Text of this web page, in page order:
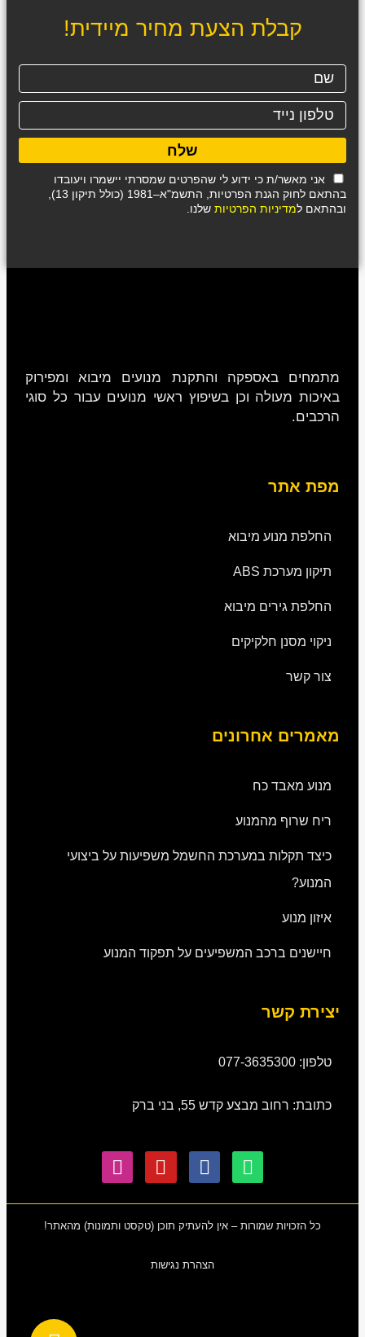
קבלת הצעת מחיר מיידית!
אני מאשר/ת כי ידוע לי שהפרטים שמסרתי יישמרו ויעובדו
בהתאם לחוק הגנת הפרטיות, התשמ"א–1981 (כולל תיקון 13),
ובהתאם למדיניות הפרטיות שלנו.
שלח
מתמחים באספקה והתקנת מנועים מיבוא ומפירוק
באיכות מעולה וכן בשיפוץ ראשי מנועים עבור כל סוגי
הרכבים.
מפת אתר
החלפת מנוע מיבוא
תיקון מערכת ABS
החלפת גירים מיבוא
ניקוי מסנן חלקיקים
צור קשר
מאמרים אחרונים
מנוע מאבד כח
ריח שרוף מהמנוע
כיצד תקלות במערכת החשמל משפיעות על ביצועי
המנוע?
איזון מנוע
חיישנים ברכב המשפיעים על תפקוד המנוע
יצירת קשר
טלפון: 077-3635300
כתובת: רחוב מבצע קדש 55, בני ברק
כל הזכויות שמורות – אין להעתיק תוכן (טקסט ותמונות) מהאתר!
הצהרת נגישות